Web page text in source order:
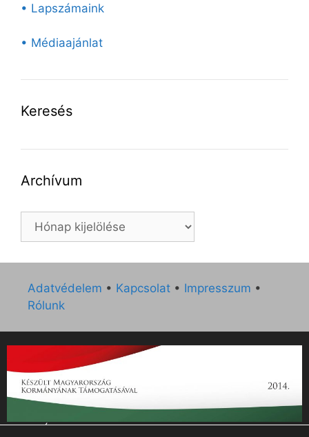
• Lapszámaink
• Médiaajánlat
Keresés
Archívum
Archívum
Adatvédelem • Kapcsolat • Impresszum •
Rólunk
„Az Új Ember katolikus hetilap 2014. évi működésének